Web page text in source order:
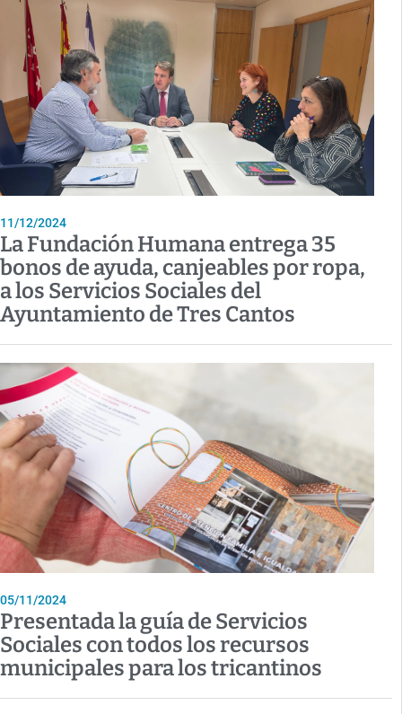
11/12/2024
La Fundación Humana entrega 35
bonos de ayuda, canjeables por ropa,
a los Servicios Sociales del
Ayuntamiento de Tres Cantos
05/11/2024
Presentada la guía de Servicios
Sociales con todos los recursos
municipales para los tricantinos